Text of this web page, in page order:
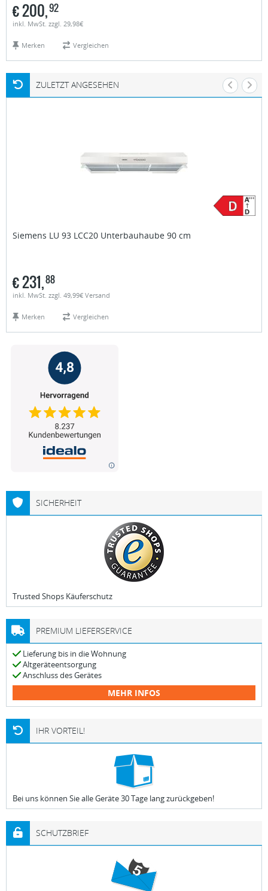
€200,92
inkl. MwSt. zzgl. 29,98€
Merken Vergleichen
ZULETZT ANGESEHEN
Siemens LU 93 LCC20 Unterbauhaube 90 cm
€231,88
inkl. MwSt. zzgl. 49,99€ Versand
Merken Vergleichen
SICHERHEIT
Trusted Shops Käuferschutz
PREMIUM LIEFERSERVICE
Lieferung bis in die Wohnung
Altgeräteentsorgung
Anschluss des Gerätes
MEHR INFOS
IHR VORTEIL!
Bei uns können Sie alle Geräte 30 Tage lang zurückgeben!
SCHUTZBRIEF